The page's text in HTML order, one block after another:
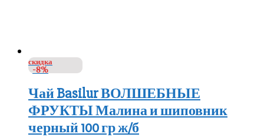
скидка
-8%
Чай Basilur ВОЛШЕБНЫЕ
ФРУКТЫ Малина и шиповник
черный 100 гр ж/б